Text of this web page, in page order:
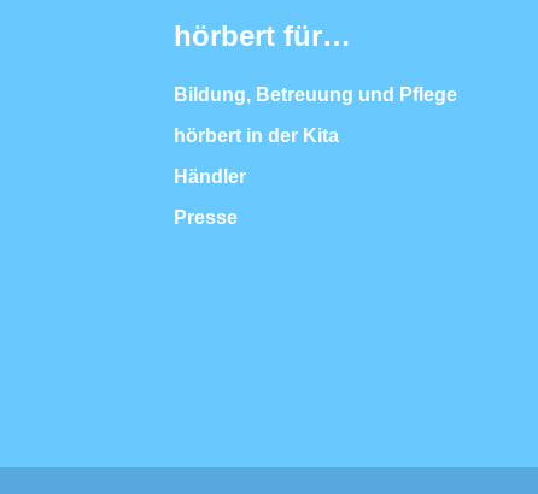
hörbert für…
Bildung, Betreuung und Pflege
hörbert in der Kita
Händler
Presse